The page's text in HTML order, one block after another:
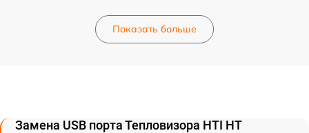
Показать больше
Замена USB порта Тепловизора HTI HT